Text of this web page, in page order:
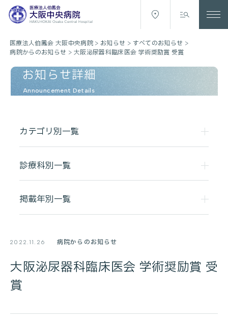
医療法人伯鳳会 大阪中央病院>お知らせ > すべてのお知らせ >
病院からのお知らせ >大阪泌尿器科臨床医会 学術奨励賞 受賞
お知らせ詳細
Announcement Details
カテゴリ別一覧
診療科別一覧
掲載年別一覧
2022.11.26 病院からのお知らせ
大阪泌尿器科臨床医会 学術奨励賞 受
賞